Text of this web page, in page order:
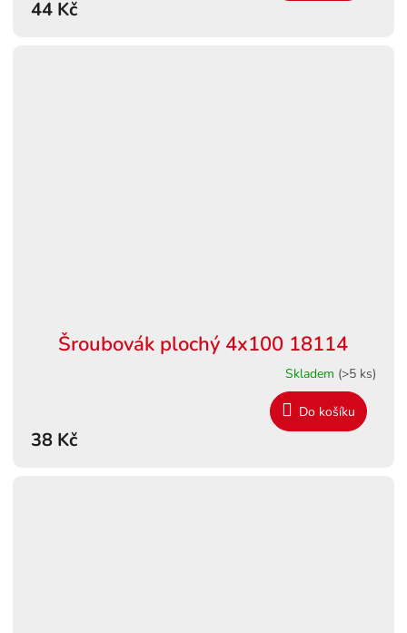
44 Kč
Šroubovák plochý 4x100 18114
Skladem (>5 ks)
38 Kč
Do košíku